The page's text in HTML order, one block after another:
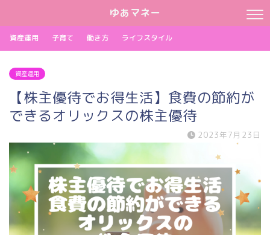
ゆあマネー
資産運用 子育て 働き方 ライフスタイル
資産運用
【株主優待でお得生活】食費の節約が
できるオリックスの株主優待
2023年7月23日